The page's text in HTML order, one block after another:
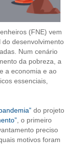
SÓCIO
(FNE) vem
desenvolvimento
Num cenário
da pobreza, a
a economia e ao
essenciais,
do projeto
, o primeiro
preciso
motivos foram